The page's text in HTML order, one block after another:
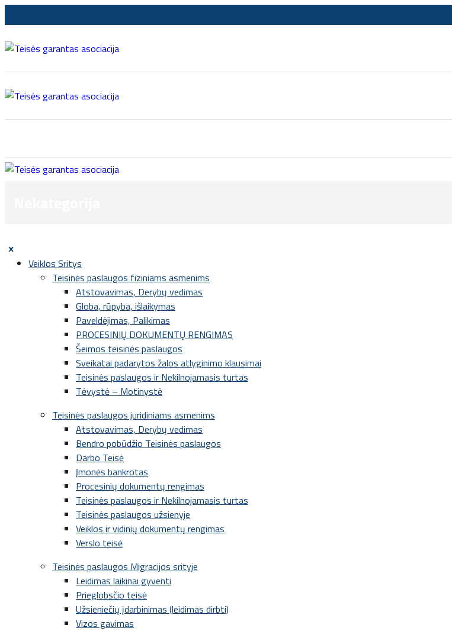
Veiklos Sritys
Teisinės paslaugos fiziniams asmenims
Atstovavimas, Derybų vedimas
Globa, rūpyba, išlaikymas
Paveldėjimas, Palikimas
PROCESINIŲ DOKUMENTŲ RENGIMAS
Šeimos teisinės paslaugos
Sveikatai padarytos žalos atlyginimo klausimai
Teisinės paslaugos ir Nekilnojamasis turtas
Tėvystė – Motinystė
Teisinės paslaugos juridiniams asmenims
Atstovavimas, Derybų vedimas
Bendro pobūdžio Teisinės paslaugos
Darbo Teisė
Įmonės bankrotas
Procesinių dokumentų rengimas
Teisinės paslaugos ir Nekilnojamasis turtas
Teisinės paslaugos užsienyje
Veiklos ir vidinių dokumentų rengimas
Verslo teisė
Teisinės paslaugos Migracijos srityje
Leidimas laikinai gyventi
Prieglobsčio teisė
Užsieniečių įdarbinimas (leidimas dirbti)
Vizos gavimas